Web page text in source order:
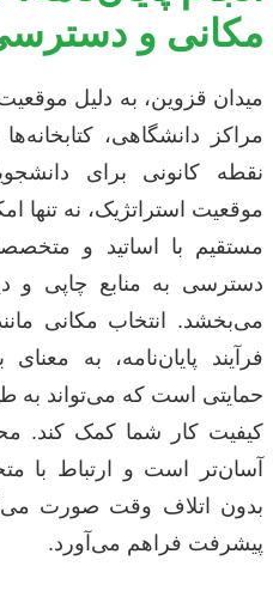
مکانی و
میدان قزوین، به دلیل
مراکز دانشگاهی،
نقطه کانونی برای
موقعیت استراتژیک، نه تنها
مستقیم با اساتید و
دسترسی به منابع چاپی و
می‌بخشد. انتخاب مکانی
فرآیند پایان‌نامه، به
حمایتی است که می‌تواند به
کیفیت کار شما کمک کند.
آسان‌تر است و ارتباط با
بدون اتلاف وقت صورت
پیشرفت فراهم می‌آورد.